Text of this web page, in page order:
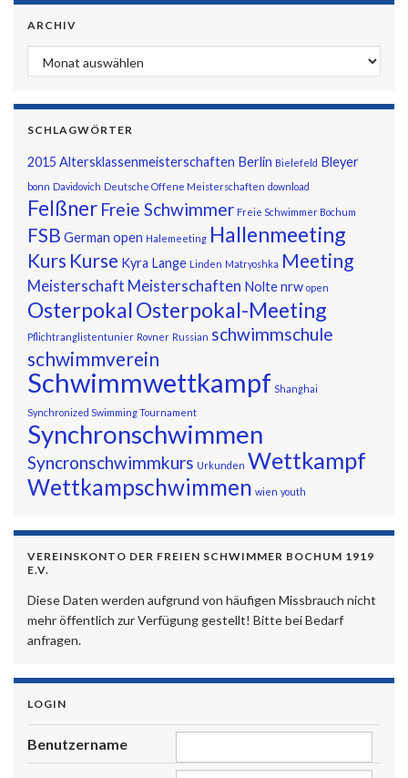
ARCHIV
Archiv
SCHLAGWÖRTER
2015 Altersklassenmeisterschaften Berlin Bielefeld Bleyer
bonn Davidovich Deutsche Offene Meisterschaften download
Felßner Freie Schwimmer Freie Schwimmer Bochum
FSB German open Halemeeting Hallenmeeting
Kurs Kurse Kyra Lange Linden Matryoshka Meeting
Meisterschaft Meisterschaften Noltenrw open
OsterpokalOsterpokal-Meeting
Pflichtranglistentunier Rovner Russian schwimmschule
schwimmverein
Schwimmwettkampf Shanghai
Synchronized Swimming Tournament
Synchronschwimmen
Syncronschwimmkurs Urkunden Wettkampf
Wettkampschwimmen wien youth
VEREINSKONTO DER FREIEN SCHWIMMER BOCHUM 1919
E.V.
Diese Daten werden aufgrund von häufigen Missbrauch nicht
mehr öffentlich zur Verfügung gestellt! Bitte bei Bedarf
anfragen.
LOGIN
Benutzername